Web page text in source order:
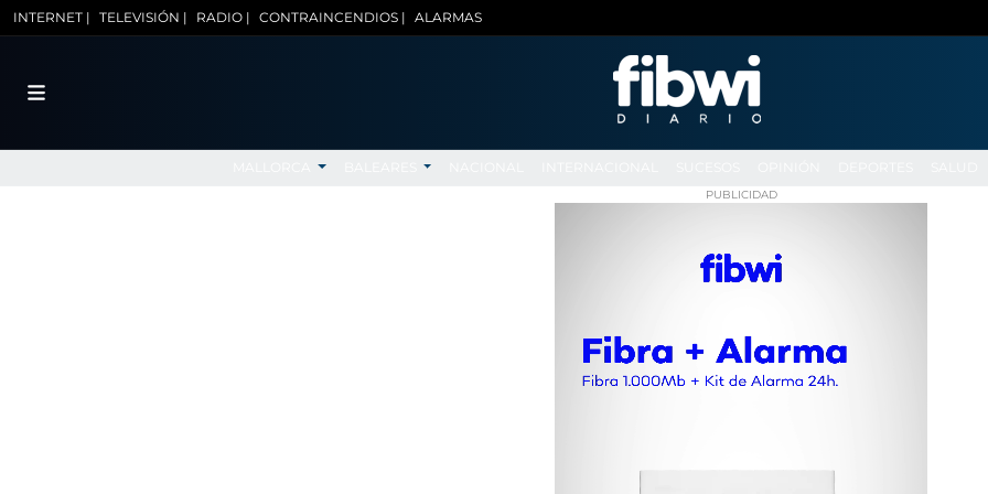
INTERNET | TELEVISIÓN | RADIO | CONTRAINCENDIOS | ALARMAS